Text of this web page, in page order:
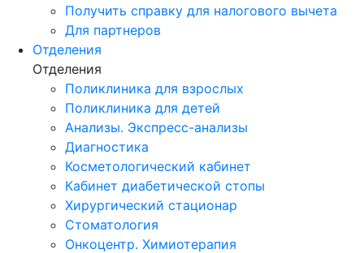
Получить справку для налогового вычета
Для партнеров
Отделения
Отделения
Поликлиника для взрослых
Поликлиника для детей
Анализы. Экспресс-анализы
Диагностика
Косметологический кабинет
Кабинет диабетической стопы
Хирургический стационар
Стоматология
Онкоцентр. Химиотерапия